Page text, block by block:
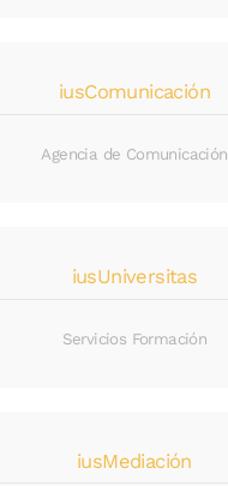
iusComunicación
Agencia de Comunicación
iusUniversitas
Servicios Formación
iusMediación